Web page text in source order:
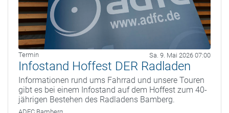
Termin Sa. 9. Mai 2026 07:00
Infostand Hoffest DER Radladen
Informationen rund ums Fahrrad und unsere Touren
gibt es bei einem Infostand auf dem Hoffest zum 40-
jährigen Bestehen des Radladens Bamberg.